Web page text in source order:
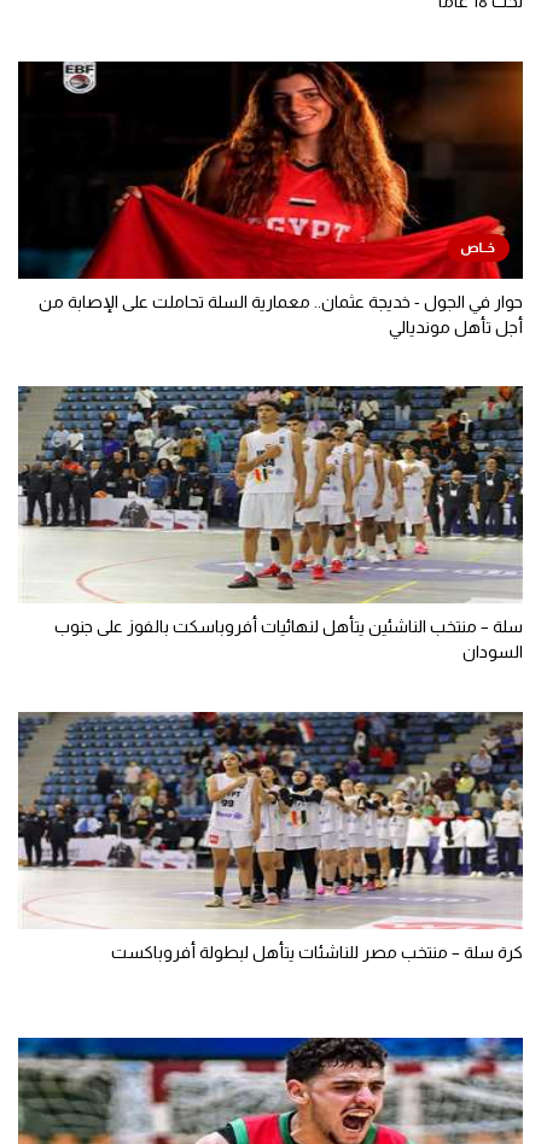
حوار في الجول - خديجة عثمان.. معمارية السلة تحاملت على الإصابة من
أجل تأهل مونديالي
سلة – منتخب الناشئين يتأهل لنهائيات أفروباسكت بالفوز على جنوب
السودان
كرة سلة – منتخب مصر للناشئات يتأهل لبطولة أفروباكست